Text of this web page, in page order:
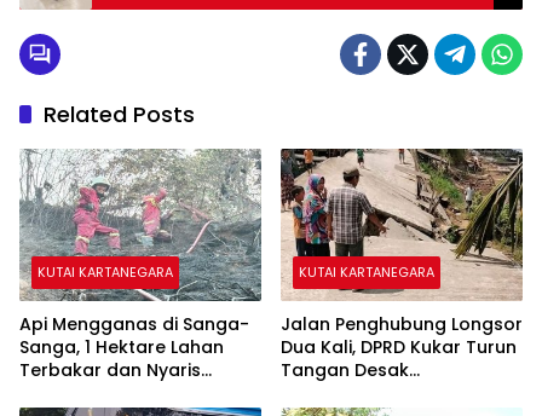
Related Posts
KUTAI KARTANEGARA
Api Mengganas di Sanga-
Sanga, 1 Hektare Lahan
Terbakar dan Nyaris
KUTAI KARTANEGARA
Jalan Penghubung Longsor
Dua Kali, DPRD Kukar Turun
Tangan Desak